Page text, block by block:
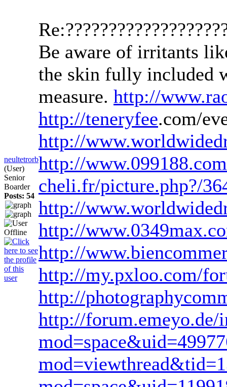
neultetrorb
(User)
Senior
Boarder
Posts: 54
Be aware of irritants
the skin fully included
measure. http://
http://teneryfee.com/
http://
http://
cheli.fr/picture.php?/
http://
http://
http://
http://my.pxloo.com/
http://
http://forum.emeyo.de/